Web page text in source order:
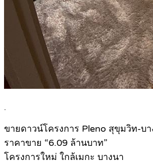
.
ขายดาวน์โครงการ Pleno สุขุมวิท-บา
ราคาขาย “6.09 ล้านบาท”
โครงการใหม่ ใกล้เมกะ บางนา